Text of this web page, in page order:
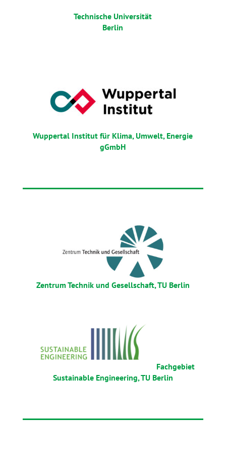
Technische Universität
Berlin
Wuppertal Institut für Klima, Umwelt, Energie
gGmbH
Zentrum Technik und Gesellschaft, TU Berlin
Fachgebiet
Sustainable Engineering, TU Berlin